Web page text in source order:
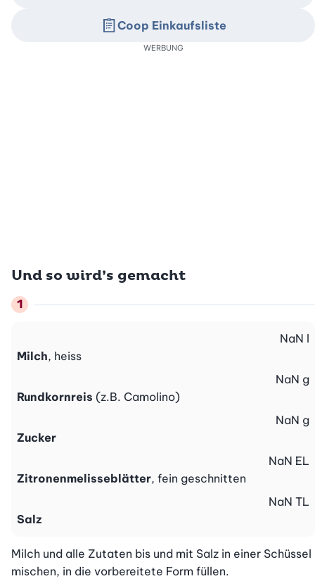
Und so wird’s gemacht
Milch, heiss
NaN l
Rundkornreis (z.B. Camolino)
NaN g
Zucker
NaN g
Zitronenmelisseblätter, fein geschnitten
NaN EL
Salz
NaN TL
Milch und alle Zutaten bis und mit Salz in einer Schüssel
mischen, in die vorbereitete Form füllen.
Coop Einkaufsliste
WERBUNG